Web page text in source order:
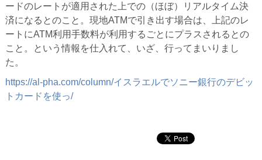
ードのレートが適用された上での（ほぼ）リアルタイム決
済になるとのこと。現地ATMで引き出す場合は、上記のレ
ートにATM利用手数料が利用するごとにプラスされるとの
こと。という情報を仕入れて、いざ、行ってまいりまし
た。
https://al-pha.com/column/イスラエルでソニー銀行のデビッ
トカードを使っ/